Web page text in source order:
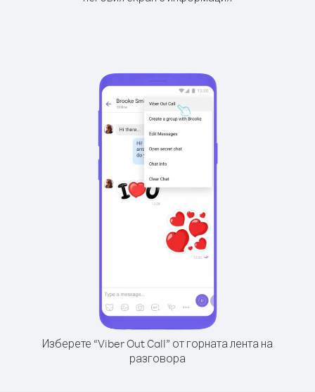
Изберете “Viber Out Call” от горната лента на
разговора